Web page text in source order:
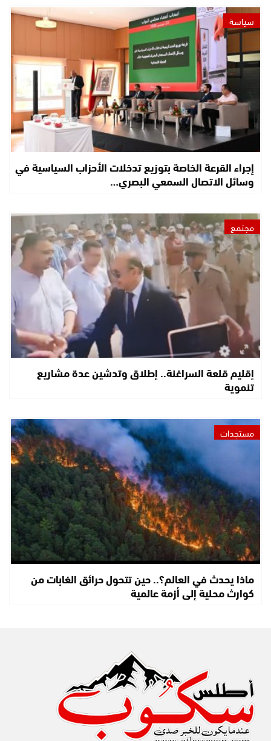
سياسة
إجراء القرعة الخاصة بتوزيع تدخلات الأحزاب السياسية في
وسائل الاتصال السمعي البصري…
مجتمع
إقليم قلعة السراغنة.. إطلاق وتدشين عدة مشاريع
تنموية
مستجدات
ماذا يحدث في العالم؟.. حين تتحول حرائق الغابات من
كوارث محلية إلى أزمة عالمية